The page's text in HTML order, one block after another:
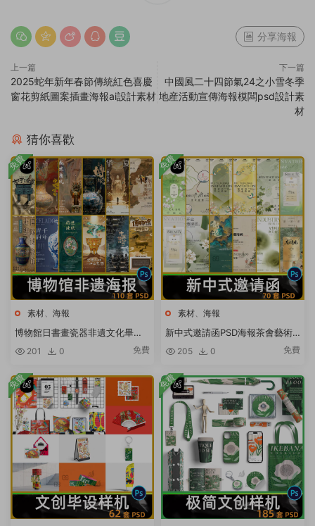
分享海報
上一篇
2025蛇年新年春節傳統紅色喜慶
窗花剪紙圖案插畫海報ai設計素材
下一篇
中國風二十四節氣24之小雪冬季
地産活動宣傳海報模闆psd設計素
材
猜你喜歡
素材、 海報
博物館日書畫瓷器非遺文化畢業
藝術展覽會PSD海報設計元素材
201 0 免費
免費
素材、 海報
新中式邀請函PSD海報茶會藝術
淡雅小清新國風古風活動宣傳PS
205 0 免費
免費
免費 免費